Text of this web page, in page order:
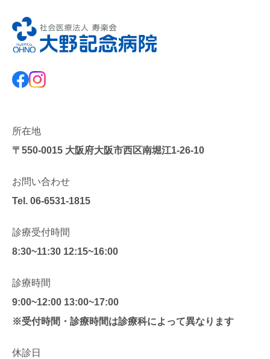
所在地
〒550-0015 大阪府大阪市西区南堀江1-26-10
お問い合わせ
Tel. 06-6531-1815
診療受付時間
8:30~11:30 12:15~16:00
診療時間
9:00~12:00 13:00~17:00
※受付時間・診療時間は診療科によって異なります
休診日